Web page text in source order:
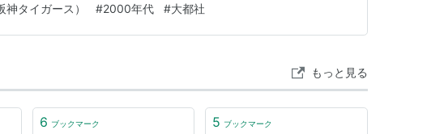
栄一なおくんと、おっちゃんと、江夏のスゴイ…
タイガース） #2000年代 #大都社
もっと見る
6 ブックマーク 5 ブックマーク